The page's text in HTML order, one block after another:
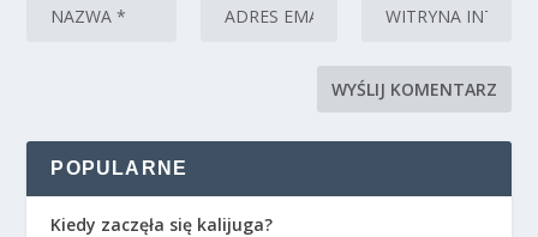
POPULARNE
Kiedy zaczęła się kalijuga?